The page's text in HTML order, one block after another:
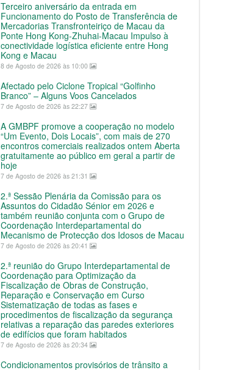
Terceiro aniversário da entrada em
Funcionamento do Posto de Transferência de
Mercadorias Transfronteiriço de Macau da
Ponte Hong Kong-Zhuhai-Macau Impulso à
conectividade logística eficiente entre Hong
Kong e Macau
8 de Agosto de 2026 às 10:00
Afectado pelo Ciclone Tropical “Golfinho
Branco” – Alguns Voos Cancelados
7 de Agosto de 2026 às 22:27
A GMBPF promove a cooperação no modelo
“Um Evento, Dois Locais”, com mais de 270
encontros comerciais realizados ontem Aberta
gratuitamente ao público em geral a partir de
hoje
7 de Agosto de 2026 às 21:31
2.ª Sessão Plenária da Comissão para os
Assuntos do Cidadão Sénior em 2026 e
também reunião conjunta com o Grupo de
Coordenação Interdepartamental do
Mecanismo de Protecção dos Idosos de Macau
7 de Agosto de 2026 às 20:41
2.ª reunião do Grupo Interdepartamental de
Coordenação para Optimização da
Fiscalização de Obras de Construção,
Reparação e Conservação em Curso
Sistematização de todas as fases e
procedimentos de fiscalização da segurança
relativas a reparação das paredes exteriores
de edifícios que foram habitados
7 de Agosto de 2026 às 20:34
Condicionamentos provisórios de trânsito a